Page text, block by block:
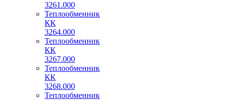
3261.000
Теплообменник
КК
3264.000
Теплообменник
КК
3267.000
Теплообменник
КК
3268.000
Теплообменник